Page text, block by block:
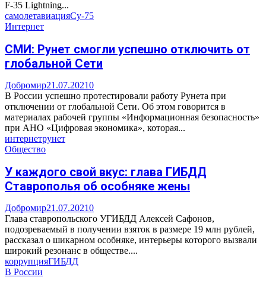
F-35 Lightning...
самолетавиацияСу-75
Интернет
СМИ: Рунет смогли успешно отключить от
глобальной Сети
Добромир21.07.20210
В России успешно протестировали работу Рунета при
отключении от глобальной Сети. Об этом говорится в
материалах рабочей группы «Информационная безопасность»
при АНО «Цифровая экономика», которая...
интернетрунет
Общество
У каждого свой вкус: глава ГИБДД
Ставрополья об особняке жены
Добромир21.07.20210
Глава ставропольского УГИБДД Алексей Сафонов,
подозреваемый в получении взяток в размере 19 млн рублей,
рассказал о шикарном особняке, интерьеры которого вызвали
широкий резонанс в обществе....
коррупцияГИБДД
В России